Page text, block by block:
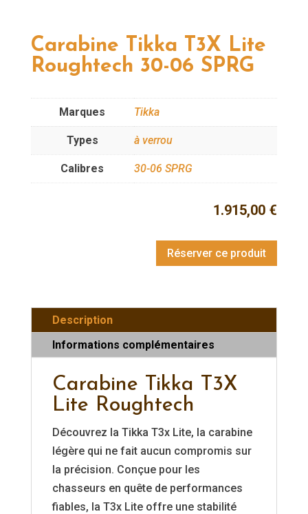
Carabine Tikka T3X Lite
Roughtech 30-06 SPRG
Marques Tikka
Types à verrou
Calibres 30-06 SPRG
1.915,00 €
Réserver ce produit
Description
Informations complémentaires
Carabine Tikka T3X
Lite Roughtech
Découvrez la Tikka T3x Lite, la carabine
légère qui ne fait aucun compromis sur
la précision. Conçue pour les
chasseurs en quête de performances
fiables, la T3x Lite offre une stabilité